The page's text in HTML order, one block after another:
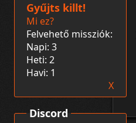
Discord
Gyűjts killt!
Mi ez?
Felvehető missziók:
Napi: 3
Heti: 2
Havi: 1
X